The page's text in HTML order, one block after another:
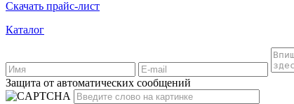
Скачать прайс-лист
Каталог
Защита от автоматических сообщений